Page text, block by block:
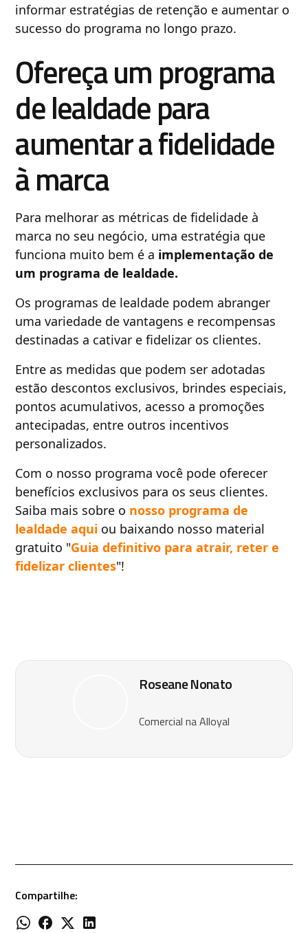
informar estratégias de retenção e aumentar o
sucesso do programa no longo prazo.
Ofereça um programa
de lealdade para
aumentar a fidelidade
à marca
Para melhorar as métricas de fidelidade à
marca no seu negócio, uma estratégia que
funciona muito bem é a implementação de
um programa de lealdade.
Os programas de lealdade podem abranger
uma variedade de vantagens e recompensas
destinadas a cativar e fidelizar os clientes.
Entre as medidas que podem ser adotadas
estão descontos exclusivos, brindes especiais,
pontos acumulativos, acesso a promoções
antecipadas, entre outros incentivos
personalizados.
Com o nosso programa você pode oferecer
benefícios exclusivos para os seus clientes.
Saiba mais sobre o nosso programa de
lealdade aqui ou baixando nosso material
gratuito "Guia definitivo para atrair, reter e
fidelizar clientes"!
Roseane Nonato
Comercial na Alloyal
Compartilhe: